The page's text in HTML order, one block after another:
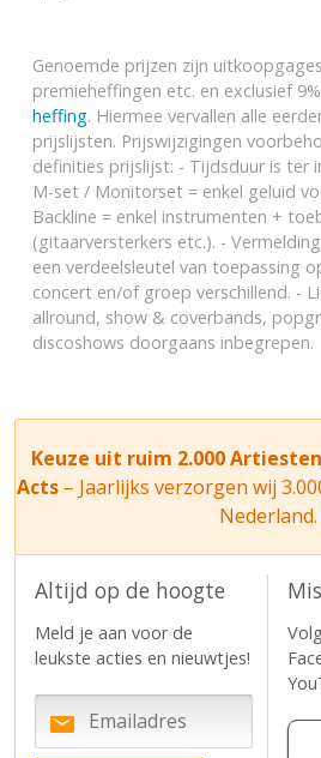
Genoemde prijzen zijn
premieheffingen etc. en exclusief
heffing. Hiermee vervallen alle
prijslijsten. Prijswijzigingen
definities prijslijst: - Tijdsduur is ter
M-set / Monitorset = enkel geluid
Backline = enkel instrumenten +
(gitaarversterkers etc.). -
een verdeelsleutel van toepassing
concert en/of groep verschillend. -
allround, show & coverbands,
discoshows doorgaans inbegrepen.
Keuze uit ruim 2.000
Acts– Jaarlijks verzorgen wij
Nederland.
Altijd op de hoogte
Meld je aan voor de
leukste acties en nieuwtjes!